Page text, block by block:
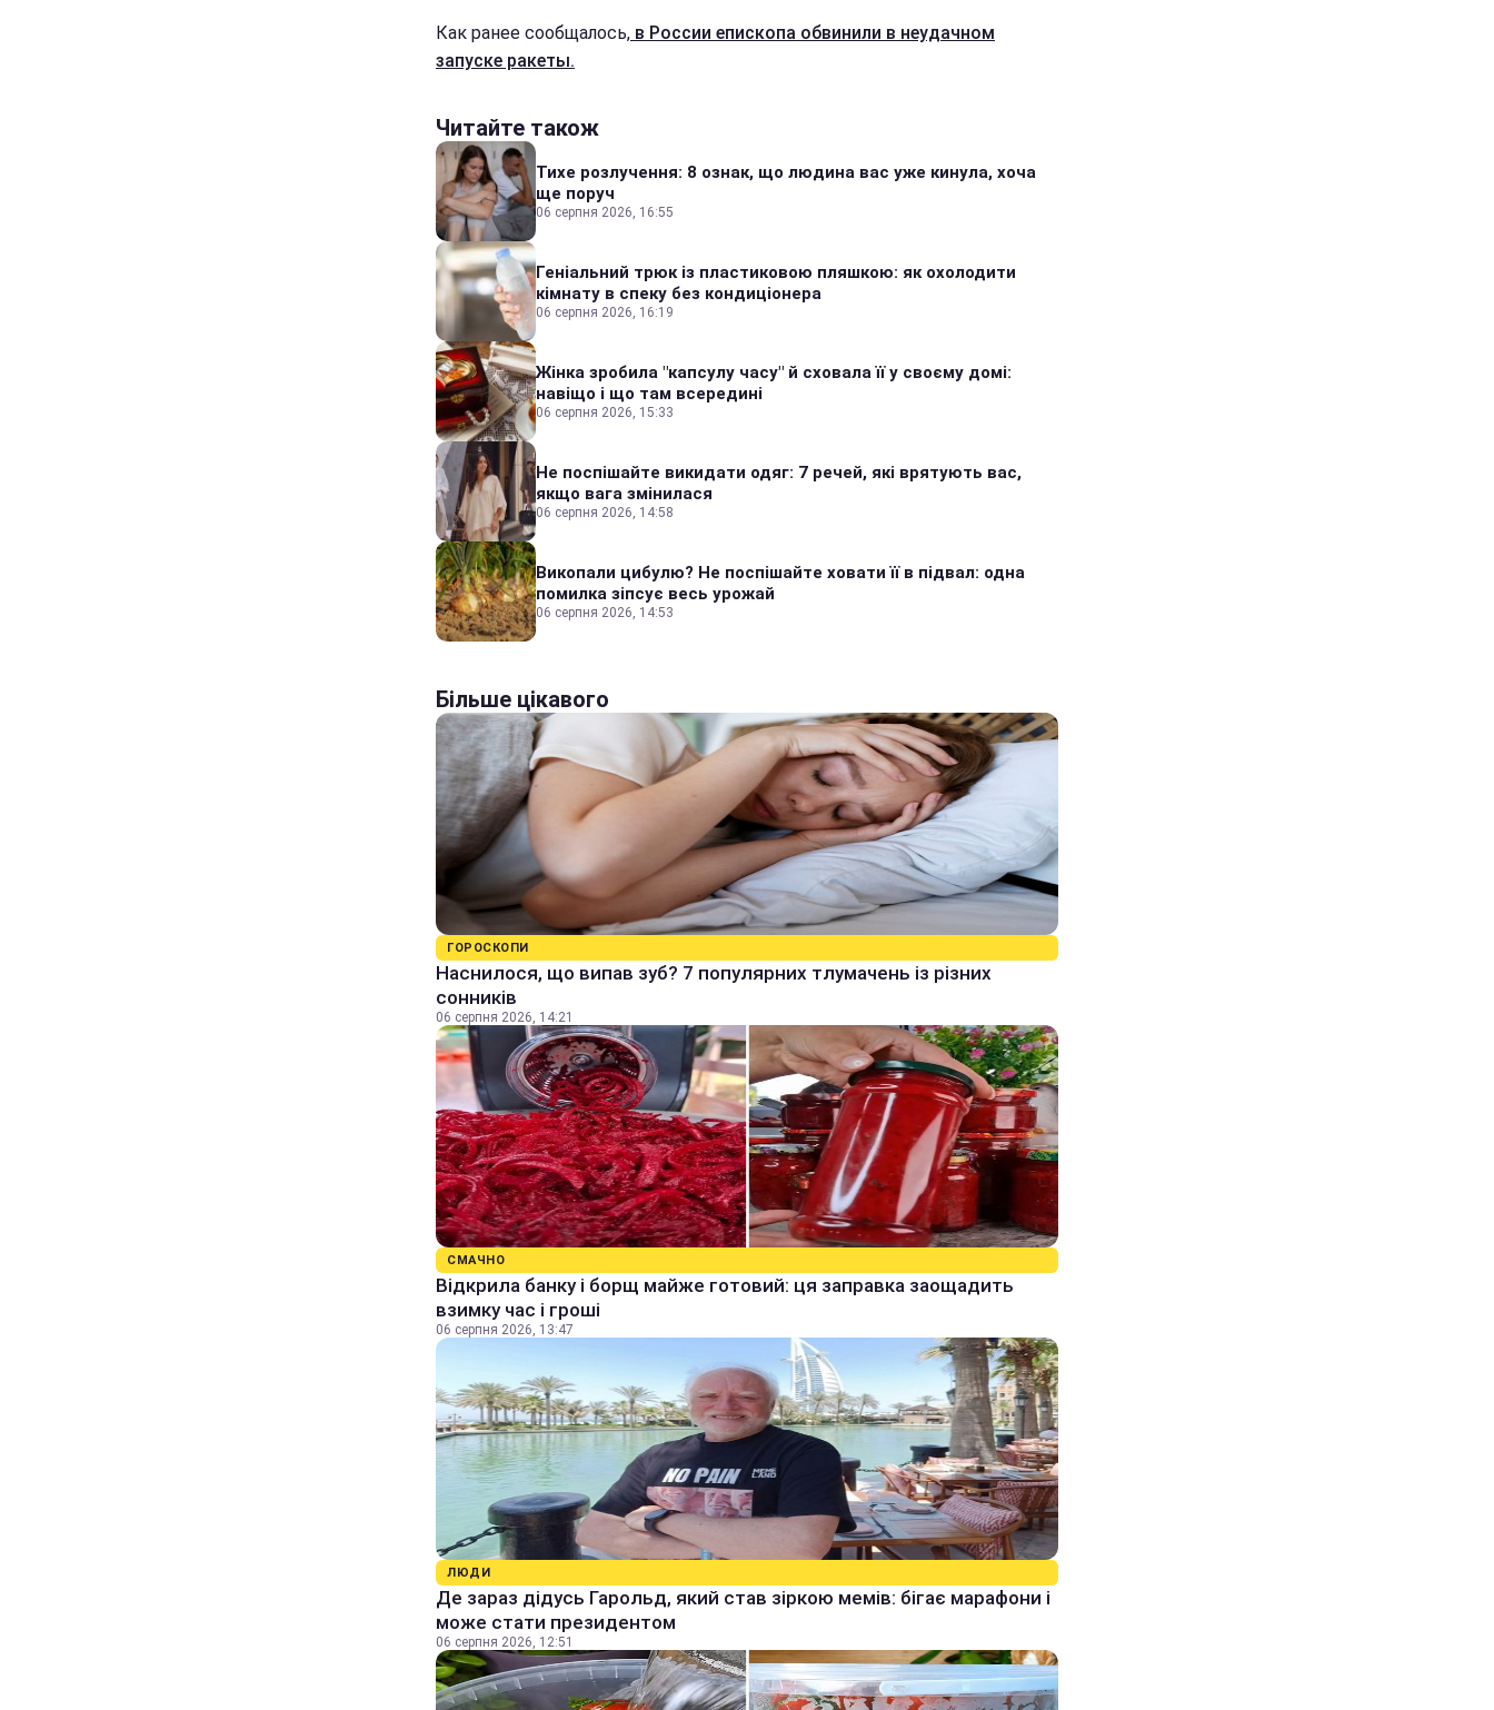
Как ранее сообщалось, в России епископа обвинили в неудачном
запуске ракеты.
Читайте також
Тихе розлучення: 8 ознак, що людина вас уже кинула, хоча
ще поруч
06 серпня 2026, 16:55
Геніальний трюк із пластиковою пляшкою: як охолодити
кімнату в спеку без кондиціонера
06 серпня 2026, 16:19
Жінка зробила "капсулу часу" й сховала її у своєму домі:
навіщо і що там всередині
06 серпня 2026, 15:33
Не поспішайте викидати одяг: 7 речей, які врятують вас,
якщо вага змінилася
06 серпня 2026, 14:58
Викопали цибулю? Не поспішайте ховати її в підвал: одна
помилка зіпсує весь урожай
06 серпня 2026, 14:53
Більше цікавого
ГОРОСКОПИ
Наснилося, що випав зуб? 7 популярних тлумачень із різних
сонників
06 серпня 2026, 14:21
СМАЧНО
Відкрила банку і борщ майже готовий: ця заправка заощадить
взимку час і гроші
06 серпня 2026, 13:47
ЛЮДИ
Де зараз дідусь Гарольд, який став зіркою мемів: бігає марафони і
може стати президентом
06 серпня 2026, 12:51